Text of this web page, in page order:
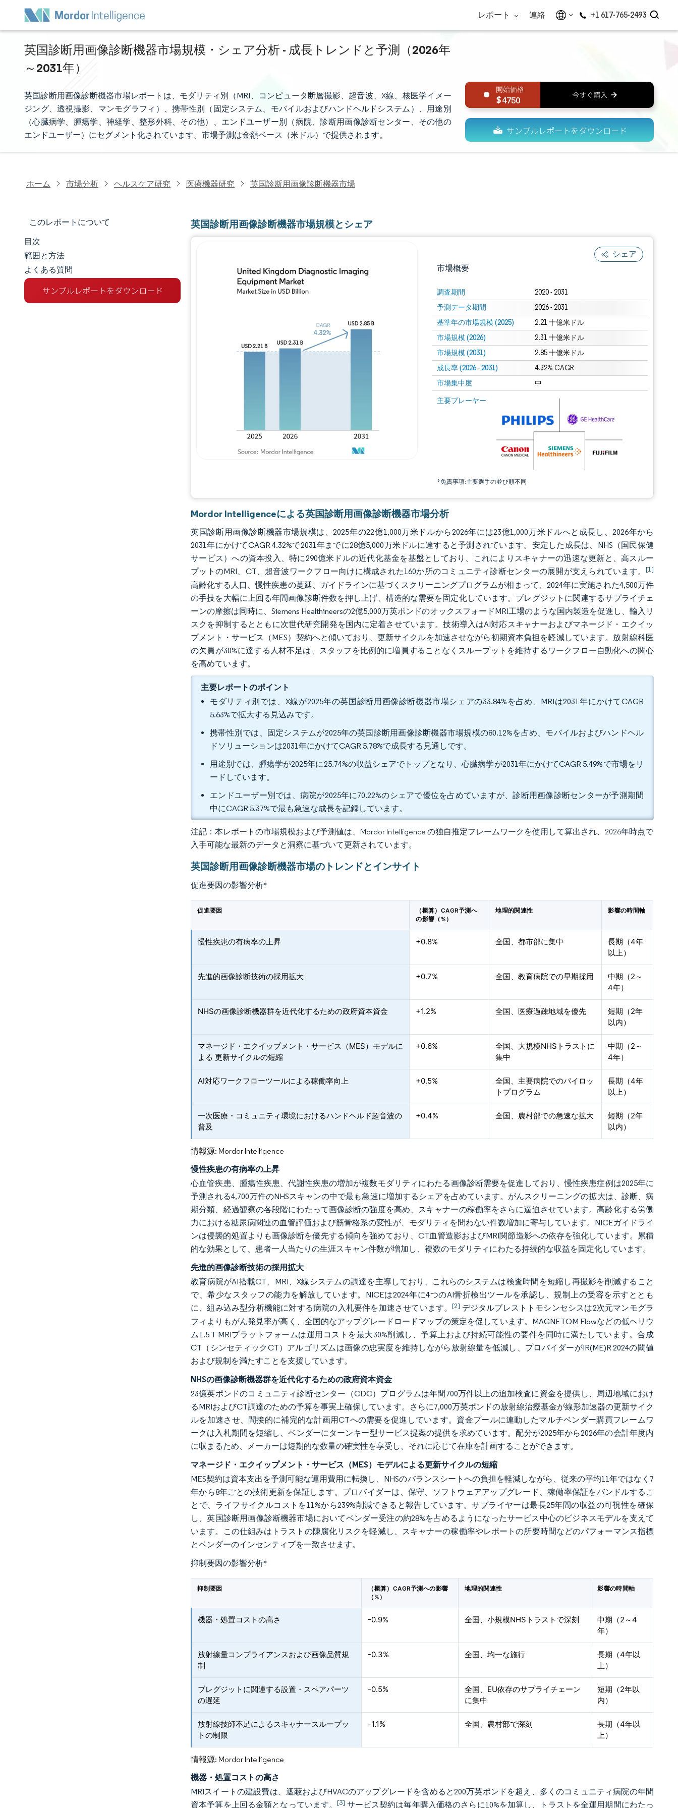
レポート 連絡 +1 617-765-2493
英国診断用画像診断機器市場規模・シェア分析 - 成長トレンドと予測（2026年
～2031年）
英国診断用画像診断機器市場レポートは、モダリティ別（MRI、コンピュータ断層撮影、超音波、X線、核医学イメー
ジング、透視撮影、マンモグラフィ）、携帯性別（固定システム、モバイルおよびハンドヘルドシステム）、用途別
（心臓病学、腫瘍学、神経学、整形外科、その他）、エンドユーザー別（病院、診断用画像診断センター、その他の
エンドユーザー）にセグメント化されています。市場予測は金額ベース（米ドル）で提供されます。
4750
ホーム 市場分析 ヘルスケア研究 医療機器研究 英国診断用画像診断機器市場
このレポートについて
市場規模とシェア
市場分析
トレンドとインサイト
目次
範囲と方法
よくある質問
英国診断用画像診断機器市場規模とシェア
シェア
市場概要
調査期間 2020 - 2031
予測データ期間 2026 - 2031
基準年の市場規模 (2025) 2.21 十億米ドル
市場規模 (2026) 2.31 十億米ドル
市場規模 (2031) 2.85 十億米ドル
成長率 (2026 - 2031) 4.32% CAGR
市場集中度 中
主要プレーヤー
*免責事項:主要選手の並び順不同
画像 © Mordor Intelligence。再利用にはCC BY 4.0の表示が必要です。
画像 © Mordor Intelligence。再利用にはCC BY 4.0の表示が必要です。
Mordor Intelligenceによる英国診断用画像診断機器市場分析
英国診断用画像診断機器市場規模は、2025年の22億1,000万米ドルから2026年には23億1,000万米ドルへと成長し、2026年から
2031年にかけてCAGR 4.32%で2031年までに28億5,000万米ドルに達すると予測されています。安定した成長は、NHS（国民保健
サービス）への資本投入、特に290億米ドルの近代化基金を基盤としており、これによりスキャナーの迅速な更新と、高スルー
プットのMRI、CT、超音波ワークフロー向けに構成された160か所のコミュニティ診断センターの展開が支えられています。 [1]
高齢化する人口、慢性疾患の蔓延、ガイドラインに基づくスクリーニングプログラムが相まって、2024年に実施された4,500万件
の手技を大幅に上回る年間画像診断件数を押し上げ、構造的な需要を固定化しています。ブレグジットに関連するサプライチェ
ーンの摩擦は同時に、Siemens Healthineersの2億5,000万英ポンドのオックスフォードMRI工場のような国内製造を促進し、輸入リ
スクを抑制するとともに次世代研究開発を国内に定着させています。技術導入はAI対応スキャナーおよびマネージド・エクイッ
プメント・サービス（MES）契約へと傾いており、更新サイクルを加速させながら初期資本負担を軽減しています。放射線科医
の欠員が30%に達する人材不足は、スタッフを比例的に増員することなくスループットを維持するワークフロー自動化への関心
を高めています。
主要レポートのポイント
モダリティ別では、X線が2025年の英国診断用画像診断機器市場シェアの33.84%を占め、MRIは2031年にかけてCAGR
5.63%で拡大する見込みです。
携帯性別では、固定システムが2025年の英国診断用画像診断機器市場規模の80.12%を占め、モバイルおよびハンドヘル
ドソリューションは2031年にかけてCAGR 5.78%で成長する見通しです。
用途別では、腫瘍学が2025年に25.74%の収益シェアでトップとなり、心臓病学が2031年にかけてCAGR 5.49%で市場をリ
ードしています。
エンドユーザー別では、病院が2025年に70.22%のシェアで優位を占めていますが、診断用画像診断センターが予測期間
中にCAGR 5.37%で最も急速な成長を記録しています。
注記：本レポートの市場規模および予測値は、Mordor Intelligence の独自推定フレームワークを使用して算出され、2026年時点で
入手可能な最新のデータと洞察に基づいて更新されています。
英国診断用画像診断機器市場のトレンドとインサイト
促進要因の影響分析*
促進要因
（概算）CAGR予測へ
の影響（%）
地理的関連性 影響の時間軸
慢性疾患の有病率の上昇 +0.8% 全国、都市部に集中
長期（4年
以上）
先進的画像診断技術の採用拡大 +0.7% 全国、教育病院での早期採用
中期（2～
4年）
NHSの画像診断機器群を近代化するための政府資本資金 +1.2% 全国、医療過疎地域を優先
短期（2年
以内）
マネージド・エクイップメント・サービス（MES）モデルに
よる 更新サイクルの短縮
+0.6%
全国、大規模NHSトラストに
集中
中期（2～
4年）
AI対応ワークフローツールによる稼働率向上 +0.5%
全国、主要病院でのパイロッ
トプログラム
長期（4年
以上）
一次医療・コミュニティ環境におけるハンドヘルド超音波の
普及
+0.4% 全国、農村部での急速な拡大
短期（2年
以内）
情報源: Mordor Intelligence
慢性疾患の有病率の上昇
心血管疾患、腫瘍性疾患、代謝性疾患の増加が複数モダリティにわたる画像診断需要を促進しており、慢性疾患症例は2025年に
予測される4,700万件のNHSスキャンの中で最も急速に増加するシェアを占めています。がんスクリーニングの拡大は、診断、病
期分類、経過観察の各段階にわたって画像診断の強度を高め、スキャナーの稼働率をさらに逼迫させています。高齢化する労働
力における糖尿病関連の血管評価および筋骨格系の変性が、モダリティを問わない件数増加に寄与しています。NICEガイドライ
ンは侵襲的処置よりも画像診断を優先する傾向を強めており、CT血管造影およびMRI関節造影への依存を強化しています。累積
的な効果として、患者一人当たりの生涯スキャン件数が増加し、複数のモダリティにわたる持続的な収益を固定化しています。
先進的画像診断技術の採用拡大
教育病院がAI搭載CT、MRI、X線システムの調達を主導しており、これらのシステムは検査時間を短縮し再撮影を削減すること
で、希少なスタッフの能力を解放しています。NICEは2024年に4つのAI骨折検出ツールを承認し、規制上の受容を示すととも
に、組み込み型分析機能に対する病院の入札要件を加速させています。[2] デジタルブレストトモシンセシスは2次元マンモグラ
フィよりもがん発見率が高く、全国的なアップグレードロードマップの策定を促しています。MAGNETOM Flowなどの低ヘリウ
ム1.5 T MRIプラットフォームは運用コストを最大30%削減し、予算上および持続可能性の要件を同時に満たしています。合成
CT（シンセティックCT）アルゴリズムは画像の忠実度を維持しながら放射線量を低減し、プロバイダーがIR(ME)R 2024の閾値
および規制を満たすことを支援しています。
NHSの画像診断機器群を近代化するための政府資本資金
23億英ポンドのコミュニティ診断センター（CDC）プログラムは年間700万件以上の追加検査に資金を提供し、周辺地域におけ
るMRIおよびCT調達のための予算を事実上確保しています。さらに7,000万英ポンドの放射線治療基金が線形加速器の更新サイク
ルを加速させ、間接的に補完的な計画用CTへの需要を促進しています。資金プールに連動したマルチベンダー購買フレームワ
ークは入札期間を短縮し、ベンダーにターンキー型サービス提案の提供を求めています。配分が2025年から2026年の会計年度内
に収まるため、メーカーは短期的な数量の確実性を享受し、それに応じて在庫を計画することができます。
マネージド・エクイップメント・サービス（MES）モデルによる更新サイクルの短縮
MES契約は資本支出を予測可能な運用費用に転換し、NHSのバランスシートへの負担を軽減しながら、従来の平均11年ではなく7
年から8年ごとの技術更新を保証します。プロバイダーは、保守、ソフトウェアアップグレード、稼働率保証をバンドルするこ
とで、ライフサイクルコストを11%から239%削減できると報告しています。サプライヤーは最長25年間の収益の可視性を確保
し、英国診断用画像診断機器市場においてベンダー受注の約28%を占めるようになったサービス中心のビジネスモデルを支えて
います。この仕組みはトラストの陳腐化リスクを軽減し、スキャナーの稼働率やレポートの所要時間などのパフォーマンス指標
とベンダーのインセンティブを一致させます。
抑制要因の影響分析*
抑制要因
（概算）CAGR予測への影響
（%）
地理的関連性 影響の時間軸
機器・処置コストの高さ -0.9% 全国、小規模NHSトラストで深刻
中期（2～4
年）
放射線量コンプライアンスおよび画像品質規
制
-0.3% 全国、均一な施行
長期（4年以
上）
ブレグジットに関連する設置・スペアパーツ
の遅延
-0.5%
全国、EU依存のサプライチェーン
に集中
短期（2年以
内）
放射線技師不足によるスキャナースループッ
トの制限
-1.1% 全国、農村部で深刻
長期（4年以
上）
情報源: Mordor Intelligence
機器・処置コストの高さ
MRIスイートの建設費は、遮蔽およびHVACのアップグレードを含めると200万英ポンドを超え、多くのコミュニティ病院の年間
資本予算を上回る金額となっています。[3] サービス契約は毎年購入価格のさらに10%を加算し、トラストを全運用期間にわたっ